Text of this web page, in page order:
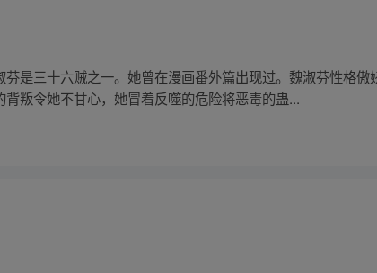
是三十六贼之一。她曾在漫画番外篇出现过。魏淑芬性格
叛令她不甘心，她冒着反噬的危险将恶毒的蛊...